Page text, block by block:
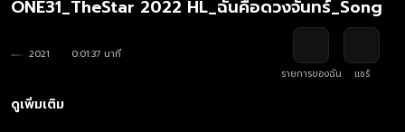
ONE31_TheStar 2022 HL_ฉันคือดวงจันทร์_Song
2021
0:01:37 นาที
รายการของฉัน
แชร์
ดูเพิ่มเติม